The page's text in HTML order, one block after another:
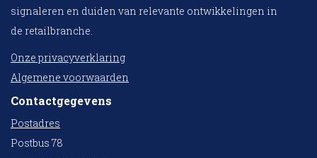
signaleren en duiden van relevante ontwikkelingen in
de retailbranche.
Onze privacyverklaring
Algemene voorwaarden
Contactgegevens
Postadres
Postbus 78